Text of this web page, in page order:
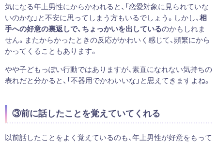
気になる年上男性にからかわれると、「恋愛対象に見られていな
いのかな」と不安に思ってしまう方もいるでしょう。しかし、相
手への好意の裏返しで、ちょっかいを出しているのかもしれま
せん。またからかったときの反応がかわいく感じて、頻繁にから
かってくることもあります。
やや子どもっぽい行動ではありますが、素直になれない気持ちの
表れだと分かると、「不器用でかわいいな」と思えてきますよね。
③前に話したことを覚えていてくれる
以前話したことをよく覚えているのも、年上男性が好意をもって